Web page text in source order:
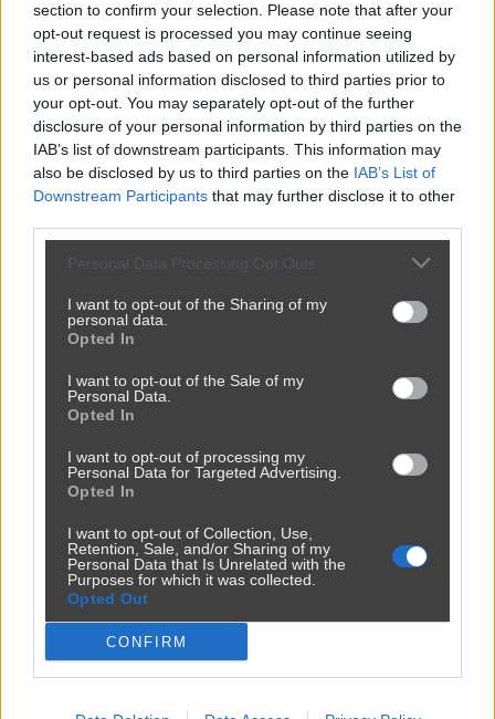
section to confirm your selection. Please note that after your
opt-out request is processed you may continue seeing
interest-based ads based on personal information utilized by
us or personal information disclosed to third parties prior to
your opt-out. You may separately opt-out of the further
disclosure of your personal information by third parties on the
IAB’s list of downstream participants. This information may
also be disclosed by us to third parties on the IAB’s List of
Downstream Participants that may further disclose it to other
Personal Data Processing Opt Outs
I want to opt-out of the Sharing of my
personal data.
Opted In
I want to opt-out of the Sale of my
Personal Data.
Opted In
I want to opt-out of processing my
Personal Data for Targeted Advertising.
Opted In
I want to opt-out of Collection, Use,
Retention, Sale, and/or Sharing of my
Personal Data that Is Unrelated with the
Purposes for which it was collected.
Opted Out
CONFIRM